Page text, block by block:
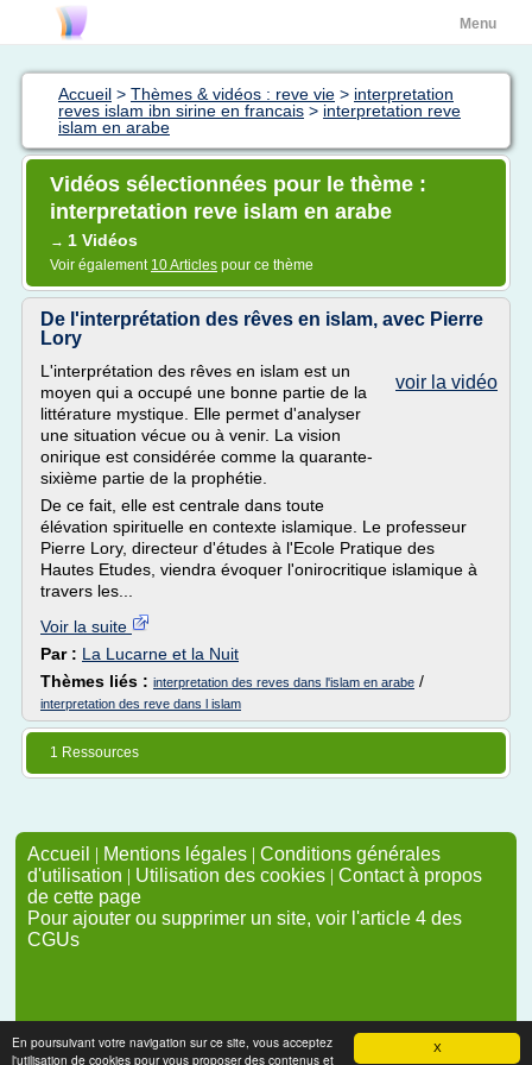
X
En poursuivant votre navigation sur ce site, vous acceptez
l'utilisation de cookies pour vous proposer des contenus et
Menu
Accueil > Thèmes & vidéos : reve vie > interpretation
reves islam ibn sirine en francais > interpretation reve
islam en arabe
Vidéos sélectionnées pour le thème :
interpretation reve islam en arabe
→ 1 Vidéos
Voir également 10 Articles pour ce thème
De l'interprétation des rêves en islam, avec Pierre
Lory
voir la vidéo
L'interprétation des rêves en islam est un
moyen qui a occupé une bonne partie de la
littérature mystique. Elle permet d'analyser
une situation vécue ou à venir. La vision
onirique est considérée comme la quarante-
sixième partie de la prophétie.
De ce fait, elle est centrale dans toute
élévation spirituelle en contexte islamique. Le professeur
Pierre Lory, directeur d'études à l'Ecole Pratique des
Hautes Etudes, viendra évoquer l'onirocritique islamique à
travers les...
Voir la suite
Par : La Lucarne et la Nuit
Thèmes liés : interpretation des reves dans l'islam en arabe /
interpretation des reve dans l islam
1 Ressources
Accueil | Mentions légales | Conditions générales
d'utilisation | Utilisation des cookies | Contact à propos
de cette page
Pour ajouter ou supprimer un site, voir l'article 4 des
CGUs